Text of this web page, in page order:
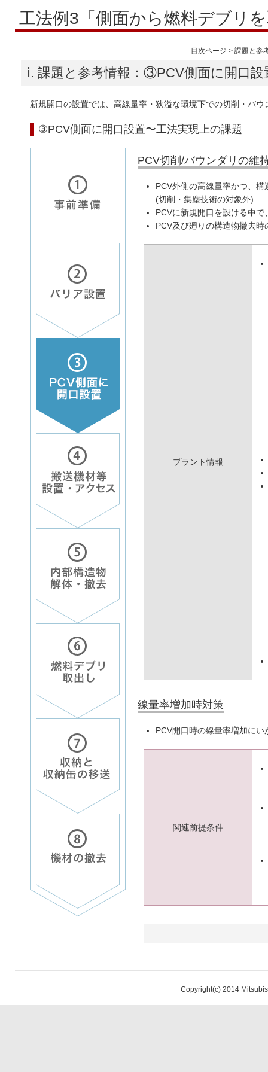
工法例3「側面から燃料デブリ
目次ページ > 課題と参
ⅰ. 課題と参考情報：③PCV側面に開口設
新規開口の設置では、高線量率・狭溢な環境下での切削・バ
③PCV側面に開口設置〜工法実現上の課題
PCV切削/バウンダリの維
PCV外側の高線量率かつ、
(切削・集塵技術の対象外)
PCVに新規開口を設ける中
PCV及び廻りの構造物撤去
プラント情報
線量率増加時対策
PCV開口時の線量率増加にい
関連前提条件
Copyright(c) 2014